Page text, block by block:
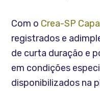
Com o Crea-SP
registrados e
de curta duração e
em condições
disponibilizados na